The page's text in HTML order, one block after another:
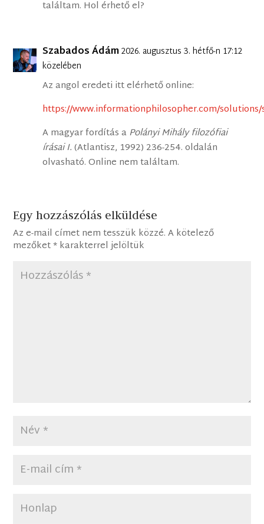
találtam. Hol érhető el?
Szabados Ádám2026. augusztus 3. hétfő-n 17:12
közelében
Az angol eredeti itt elérhető online:
https://www.informationphilosopher.com/
A magyar fordítás aPolányi Mihály filozófiai
írásai I.(Atlantisz, 1992) 236-254. oldalán
olvasható. Online nem találtam.
Egy hozzászólás elküldése
Az e-mail címet nem tesszük közzé. A kötelező
mezőket*karakterrel jelöltük